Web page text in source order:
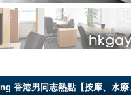
香港男同志熱點【按摩、水